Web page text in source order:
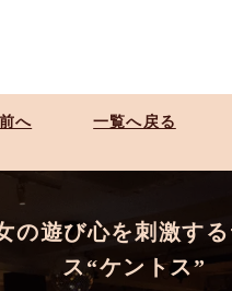
前へ 一覧へ戻る
の遊び心を刺激す
ス“ケントス”